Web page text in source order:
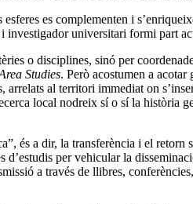
es complementen i
universitari formi part
o disciplines, sinó per
Studies. Però acostumen a
al territori immediat on
local nodreix sí o sí la història
és a dir, la transferència i el
per vehicular la
a través de llibres,